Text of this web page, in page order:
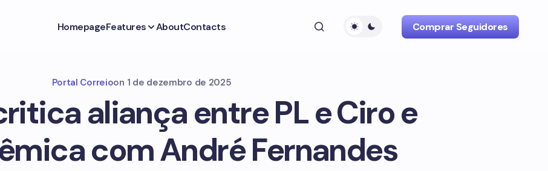
HomepageFeatures AboutContacts Comprar Seguidores
Portal Correioon 1 de dezembro de 2025
aliança entre PL e Ciro e
com André Fernandes